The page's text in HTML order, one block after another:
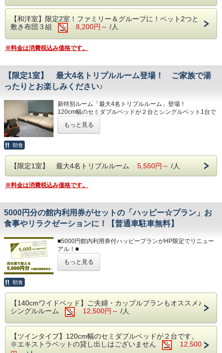
■注意点■
・【チェックイン】16:00～、【チェックアウト】～10:00
・お部屋は全て禁煙です。喫煙は各喫煙スペースにてお願い
します。
・入れ墨・タトゥーやシール等のある方はご入館いただけま
せん。
ちびっこエリア（0才～3才）
キッズエリア（4才～6才）
※7才以上のお子様はご利用いただけません。
ベビールーム完備（授乳室／おむつ台）
■朝食■
※午前6:00～9:00の間にお召しあがりください。
■無料駐車場■
普通車300台完備
■未就学のお子様■
・おむつの取れていないお子様は大浴場の利用に制限がござ
います。
※7歳以上のお子様は静岡県の条例により混浴出来ません。
■大浴場■
・内湯……10：00～翌2：00まで
・露天……10：00～24：00まで
※時間により、一部営業していないお風呂がございます。
※朝風呂…6：00～9：00まで、内湯のみ営業となります。
（露天の朝風呂は春～秋のシーズンのみ1か所解放いたしま
■注意点■
・お部屋は全て禁煙です。喫煙は各喫煙スペースにてお願い
します。
・海外在住の方はチェックイン時、パスポートのコピーを取
らせていただきます。
膳の４種類からお一つお選びいただけます！
※お食事によってはお時間かかるものがござ
います。
あらかじめご了承ください。
※営業時間の都合上、20:30までにレストランにお越し
ください
なかった場合の返金対応は致しません
※料理の内容は、仕入れ状況により変更になる場合が
ございます
■大浴場■
※客室にバスルームはございません。大浴場をご利用
下さい
・午前9:00～10:00
※夜間の安全の為、サウナは24時、露天風呂は25時で
閉鎖
※冬季期間は安全の為、朝風呂6:00~9:00の
間露天風呂を閉鎖いたします。
■無料駐車場■
※バス・トラックの駐車は事前にご連絡をお願い致し
ます。
（7/1～9/15までは夏季繁忙期としてバス・トラックの
駐車はできません）
【和洋室】限定2室！ファミリー＆グループに！ベット2つと
敷き布団３組
8,200円～ /人
※料金は消費税込み価格です。
【限定1室】 最大4名トリプルルーム登場！ ご家族で湯
ったりとお楽しみください♪
新特別ルーム「最大4名トリプルルーム」登場！
120cm幅のセミダブルベッドが２台とシングルベット1台で
ファミリーでのご宿泊におすすめです！最大４名様でお泊り
いただけます。
トリプルルームは１室のみ！！！思い立ったらすぐにご予約
下さい！
■レストラン■
自社製造のクラフトビールや富士宮の地酒等も好評です。
※ラストオーダー／21:30
■朝食■
ご宿泊者様の朝食は無料サービスです。
※午前6:00～9:00の間にお召しあがりください。
■無料駐車場■
■未就学のお子様■
・おむつの取れていないお子様は大浴場の利用に制限がござ
います。
■注意点■
・【チェックイン】16:00～、【チェックアウト】～10:00
もっと見る
朝食
【限定1室】 最大4名トリプルルーム 5,550円～ /人
※料金は消費税込み価格です。
5000円分の館内利用券がセットの「ハッピー☆プラン」お
食事やリラクゼーションに！【普通車駐車無料】
■5000円館内利用券付ハッピープランがHP限定でリニュー
アル！■
このプランは・・・
される方にオススメの1部屋に付き5000円分の館内利用
券が1枚付くプランです♪
まで」です
もっと見る
朝食
【140cmワイドベッド】ご夫婦・カップルプランもオススメ♪
シングルルーム
12,500円～ /人
【ツインタイプ】120cm幅のセミダブルベッドが２台です。
※エキストラベットの貸し出しはございません
12,500